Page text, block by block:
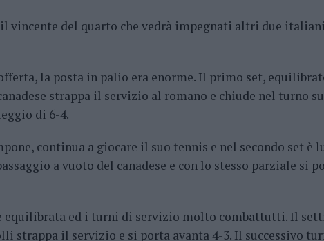
vincente del quarto che vedrà impegnati altri due
la posta in palio era enorme. Il primo set,
strappa il servizio al romano e chiude nel turno
di 6-4.
continua a giocare il suo tennis e nel secondo set è
a vuoto del canadese e con lo stesso parziale si
equilibrata ed i turni di servizio molto combattutti. Il
strappa il servizio e si porta avanta 4-3. Il successivo